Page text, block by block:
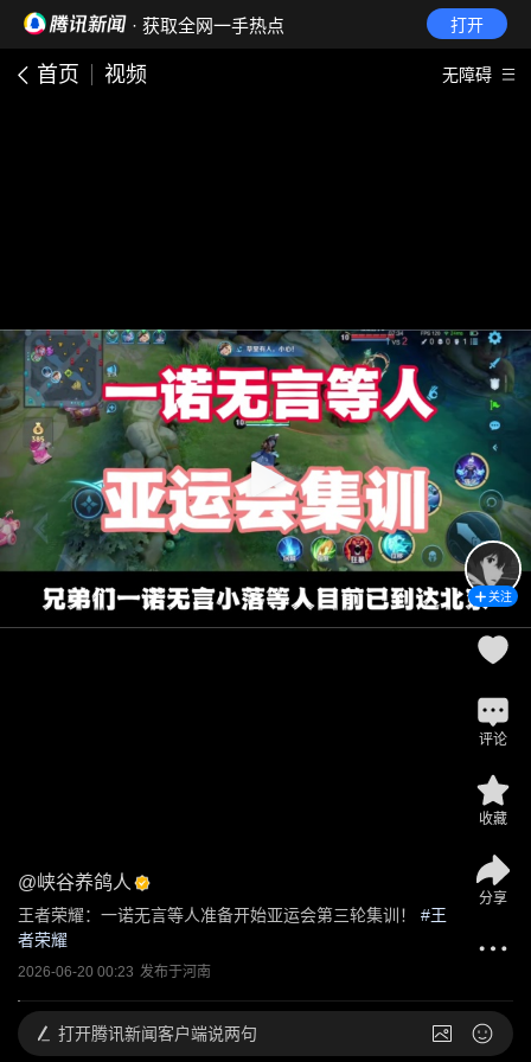
· 获取全网一手热点 打开
首页 视频 无障碍
@峡谷养鸽人
王者荣耀：一诺无言等人准备开始亚运会第三轮集训！ #王
者荣耀
2026-06-20 00:23 发布于河南
关注
评论
收藏
分享
打开腾讯新闻客户端说两句